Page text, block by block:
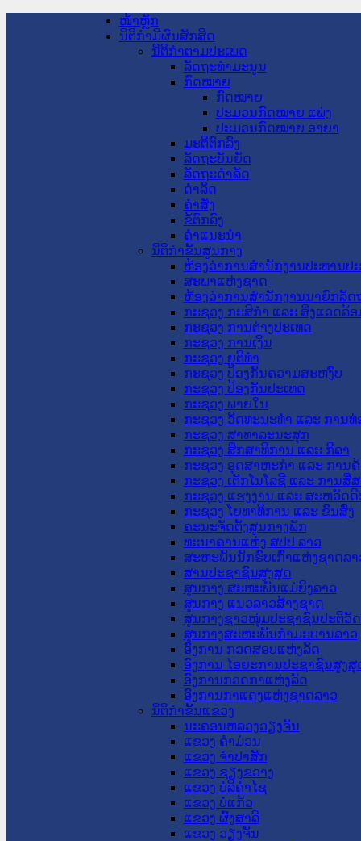
ໜ້າຫຼັກ
ນິຕິກໍາມີຜົນສັກສິດ
ນິຕິກໍາຕາມປະເພດ
ລັດຖະທໍາມະນູນ
ກົດໝາຍ
ກົດໝາຍ
ປະມວນກົດໝາຍ ແພ່ງ
ປະມວນກົດໝາຍ ອາຍາ
ມະຕິຕົກລົງ
ລັດຖະບັນຍັດ
ລັດຖະດໍາລັດ
ດໍາລັດ
ຄໍາສັ່ງ
ຂໍ້ຕົກລົງ
ຄໍາແນະນໍາ
ນິຕິກໍາຂັ້ນສູນກາງ
ຫ້ອງວ່າການສໍານັກງານປະທານປ
ສະພາແຫ່ງຊາດ
ຫ້ອງວ່າການສຳນັກງານນາຍົກລັດ
ກະຊວງ ກະສິກຳ ແລະ ສິ່ງແວດລ້ອ
ກະຊວງ ການຕ່າງປະເທດ
ກະຊວງ ການເງິນ
ກະຊວງ ຍຸຕິທໍາ
ກະຊວງ ປ້ອງກັນຄວາມສະຫງົບ
ກະຊວງ ປ້ອງກັນປະເທດ
ກະຊວງ ພາຍໃນ
ກະຊວງ ວັດທະນະທຳ ແລະ ການທ່
ກະຊວງ ສາທາລະນະສຸກ
ກະຊວງ ສຶກສາທິການ ແລະ ກິລາ
ກະຊວງ ອຸດສາຫະກຳ ແລະ ການຄ້
ກະຊວງ ເຕັກໂນໂລຊີ ແລະ ການສື່
ກະຊວງ ແຮງງານ ແລະ ສະຫວັດ
ກະຊວງ ໂຍທາທິການ ແລະ ຂົນສົ່ງ
ຄະນະຈັດຕັ້ງສູນກາງພັກ
ທະນາຄານແຫ່ງ ສປປ ລາວ
ສະຫະພັນນັກຮົບເກົ່າແຫ່ງຊາດລາ
ສານປະຊາຊົນສູງສຸດ
ສູນກາງ ສະຫະພັນແມ່ຍິງລາວ
ສູນກາງ ແນວລາວສ້າງຊາດ
ສູນກາງຊາວໜຸ່ມປະຊາຊົນປະຕິວັ
ສູນກາງສະຫະພັນກຳມະບານລາວ
ອົງການ ກວດສອບແຫ່ງລັດ
ອົງການ ໄອຍະການປະຊາຊົນສູງສຸ
ອົງການກວດກາແຫ່ງລັດ
ອົງການກາແດງແຫ່ງຊາດລາວ
ນິຕິກໍາຂັ້ນແຂວງ
ນະ​ຄອນ​ຫລວງວຽງຈັນ
ແຂວງ ຄໍາມ່ວນ
ແຂວງ ຈໍາປາສັກ
ແຂວງ ຊຽງຂວາງ
ແຂວງ ບໍລິຄໍາໄຊ
ແຂວງ ບໍ່ແກ້ວ
ແຂວງ ຜົ້ງສາລີ
ແຂວງ ວຽງຈັນ